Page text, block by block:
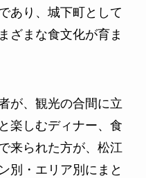
あり、城下町として
ざまな食文化が育ま
が、観光の合間に立
楽しむディナー、食
来られた方が、松江
別・エリア別にまと